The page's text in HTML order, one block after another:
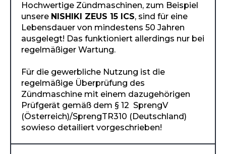
Hochwertige Zündmaschinen, zum Beispiel
unsere NISHIKI ZEUS 15 ICS, sind für eine
Lebensdauer von mindestens 50 Jahren
ausgelegt! Das funktioniert allerdings nur bei
regelmäßiger Wartung.
Für die gewerbliche Nutzung ist die
regelmäßige Überprüfung des
Zündmaschine mit einem dazugehörigen
Prüfgerät gemäß dem § 12 SprengV
(Österreich)/SprengTR310 (Deutschland)
sowieso detailiert vorgeschrieben!